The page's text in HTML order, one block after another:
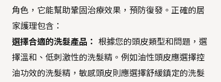
角色，它能幫助鞏固治療效果，預防復發。正確的居
家護理包含：
選擇合適的洗髮產品：
根據您的頭皮類型和問題，選
擇溫和、低刺激性的洗髮精。例如油性頭皮應選擇控
油功效的洗髮精，敏感頭皮則應選擇舒緩鎮定的洗髮